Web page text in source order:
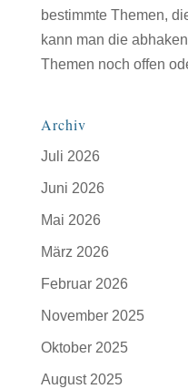
bestimmte Themen,
kann man die
Themen noch offen
Archiv
Juli 2026
Juni 2026
Mai 2026
März 2026
Februar 2026
November 2025
Oktober 2025
August 2025